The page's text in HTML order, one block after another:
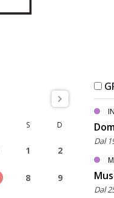
S D
1 2
8 9
Dal
Dal